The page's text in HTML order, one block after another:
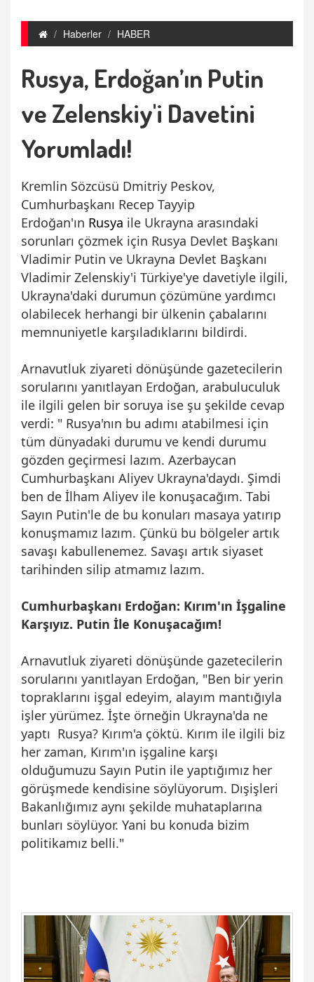
Haberler HABER
Rusya, Erdoğan’ın Putin
ve Zelenskiy'i Davetini
Yorumladı!
Kremlin Sözcüsü Dmitriy Peskov,
Cumhurbaşkanı Recep Tayyip
Erdoğan'ın Rusya ile Ukrayna arasındaki
sorunları çözmek için Rusya Devlet Başkanı
Vladimir Putin ve Ukrayna Devlet Başkanı
Vladimir Zelenskiy'i Türkiye'ye davetiyle ilgili,
Ukrayna'daki durumun çözümüne yardımcı
olabilecek herhangi bir ülkenin çabalarını
memnuniyetle karşıladıklarını bildirdi.
Arnavutluk ziyareti dönüşünde gazetecilerin
sorularını yanıtlayan Erdoğan, arabuluculuk
ile ilgili gelen bir soruya ise şu şekilde cevap
verdi: " Rusya'nın bu adımı atabilmesi için
tüm dünyadaki durumu ve kendi durumu
gözden geçirmesi lazım. Azerbaycan
Cumhurbaşkanı Aliyev Ukrayna'daydı. Şimdi
ben de İlham Aliyev ile konuşacağım. Tabi
Sayın Putin'le de bu konuları masaya yatırıp
konuşmamız lazım. Çünkü bu bölgeler artık
savaşı kabullenemez. Savaşı artık siyaset
tarihinden silip atmamız lazım.
Cumhurbaşkanı Erdoğan: Kırım'ın İşgaline
Karşıyız. Putin İle Konuşacağım!
Arnavutluk ziyareti dönüşünde gazetecilerin
sorularını yanıtlayan Erdoğan, "Ben bir yerin
topraklarını işgal edeyim, alayım mantığıyla
işler yürümez. İşte örneğin Ukrayna'da ne
yaptı Rusya? Kırım'a çöktü. Kırım ile ilgili biz
her zaman, Kırım'ın işgaline karşı
olduğumuzu Sayın Putin ile yaptığımız her
görüşmede kendisine söylüyorum. Dışişleri
Bakanlığımız aynı şekilde muhataplarına
bunları söylüyor. Yani bu konuda bizim
politikamız belli."